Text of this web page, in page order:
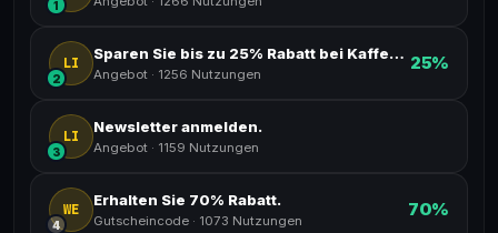
1
LI
2
Sparen Sie bis zu 25% Rabatt bei Kaffeetassen
Angebot · 1256 Nutzungen
25%
LI
3
Newsletter anmelden.
Angebot · 1159 Nutzungen
WE
4
Erhalten Sie 70% Rabatt.
Gutscheincode · 1073 Nutzungen
70%